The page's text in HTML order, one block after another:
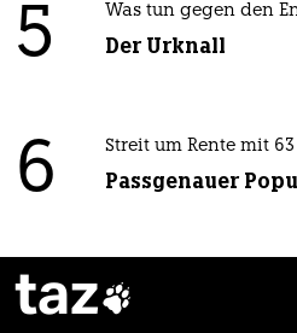
5 Was tun gegen den
Der Urknall
6 Streit um Rente mit 63
Passgenauer
taz